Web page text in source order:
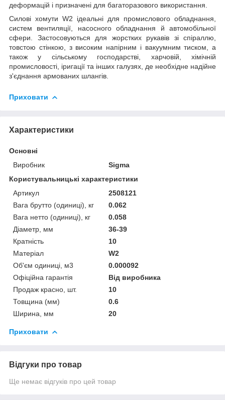
деформацій і призначені для багаторазового використання.
Силові хомути W2 ідеальні для промислового обладнання,
систем вентиляції, насосного обладнання й автомобільної
сфери. Застосовуються для жорстких рукавів зі спіраллю,
товстою стінкою, з високим напірним і вакуумним тиском, а
також у сільському господарстві, харчовій, хімічній
промисловості, іригації та інших галузях, де необхідне надійне
з'єднання армованих шлангів.
Приховати
Характеристики
Основні
Виробник
Sigma
Користувальницькі характеристики
Артикул
2508121
Вага брутто (одиниці), кг
0.062
Вага нетто (одиниці), кг
0.058
Діаметр, мм
36-39
Кратність
10
Матеріал
W2
Об'єм одиниці, м3
0.000092
Офіційна гарантія
Від виробника
Продаж красно, шт.
10
Товщина (мм)
0.6
Ширина, мм
20
Приховати
Відгуки про товар
Ще немає відгуків про цей товар